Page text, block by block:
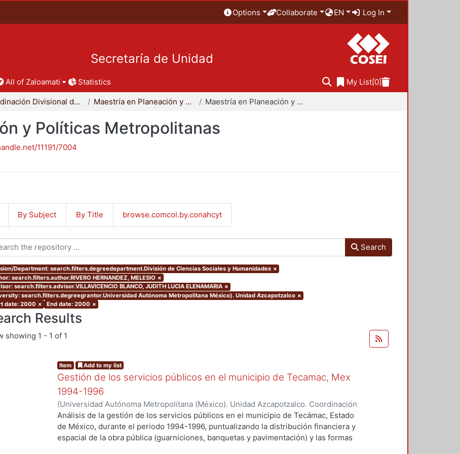
Options Collaborate EN Log In
Secretaría de Unidad
All of Zaloamati Statistics My List[0]
Coordinación Divisional de Posgrado Maestría en Planeación y Políticas Metropolitanas Maestría en Planeación y Políticas Metropolitanas
y Políticas Metropolitanas
11191/7004
By Subject By Title browse.comcol.by.conahcyt
Search
Department: search.filters.degreedepartment.División de Ciencias Sociales y Humanidades ×
search.filters.author.RIVERO HERNANDEZ, MELESIO ×
search.filters.advisor.VILLAVICENCIO BLANCO, JUDITH LUCIA ELENAMARIA ×
search.filters.degreegrantor.Universidad Autónoma Metropolitana México). Unidad Azcapotzalco ×
date: 2000 × End date: 2000 ×
Results
showing 1 - 1 of 1
Item Add to my list
Gestión de los servicios públicos en el municipio de Tecamac, Mex
1994-1996
(Universidad Autónoma Metropolitana (México). Unidad Azcapotzalco. Coordinación
de Servicios de Información. ,2000-01 )RIVERO HERNANDEZ, MELESIO
Análisis de la gestión de los servicios públicos en el municipio de Tecámac, Estado
de México, durante el periodo 1994-1996, puntualizando la distribución financiera y
espacial de la obra pública (guarniciones, banquetas y pavimentación) y las formas